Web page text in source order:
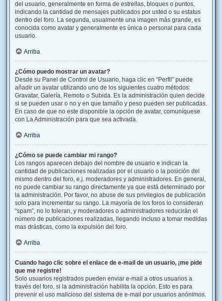
del usuario, generalmente en forma de estrellas, bloques o puntos,
indicando la cantidad de mensajes publicados por usted o su estatus
dentro del foro. La segunda, usualmente una imagen más grande, es
conocida como avatar y generalmente es única o personal para cada
usuario.
Arriba
¿Cómo puedo mostrar un avatar?
Desde su Panel de Control de Usuario, haga clic en “Perfil” puede
añadir un avatar utilizando uno de los siguientes cuatro métodos:
Gravatar, Galería, Remoto o Subida. Es la administración quien decide
si se pueden usar o no y en que tamaño y peso pueden ser publicadas.
En caso de que no este disponible la opción de avatar, comuníquese
con La Administración para que sea activada.
Arriba
¿Cómo se puede cambiar mi rango?
Los rangos aparecen debajo del nombre de usuario e indican la
cantidad de publicaciones realizadas por el usuario o la posición del
mismo dentro del foro, e.j. moderadores y administradores. En general,
no puede cambiar su rango directamente ya que está determinado por
la administración. Por favor, no abuse de sus privilegios de publicación
solo para incrementar su rango. La mayoría de los foros lo consideran
“spam”, no lo toleran, y moderadores o administradores reducirán el
número de publicaciones realizadas, llegando incluso a tomar medidas
mas drásticas, como la expulsión del foro.
Arriba
Cuando hago clic sobre el enlace de e-mail de un usuario, ¡me pide
que me registre!
Solo usuarios registrados pueden enviar e-mail a otros usuarios a
través del foro, si la administración habilita la opción. Esto es para
prevenir el uso malicioso del sistema de e-mail por usuarios anónimos.